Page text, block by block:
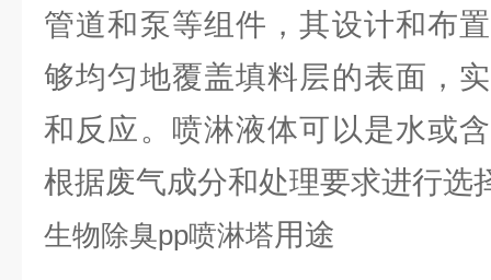
管道和泵等组件，其设计和布
够均匀地覆盖填料层的表面，
和反应。喷淋液体可以是水或
根据废气成分和处理要求进行选
生物除臭pp喷淋塔用途